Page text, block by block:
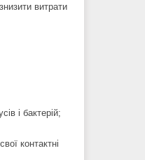
витрати
і бактерій;
контактні